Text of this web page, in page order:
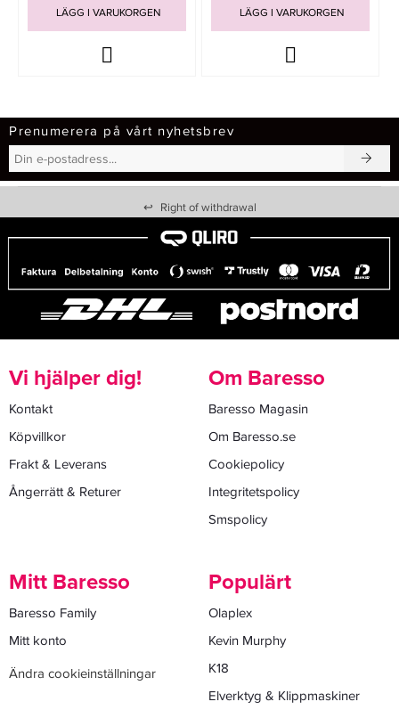
LÄGG I VARUKORGEN LÄGG I VARUKORGEN
Prenumerera på vårt nyhetsbrev
↩ Right of withdrawal
Vi hjälper dig!
Kontakt
Köpvillkor
Frakt & Leverans
Ångerrätt & Returer
Om Baresso
Baresso Magasin
Om Baresso.se
Cookiepolicy
Integritetspolicy
Smspolicy
Mitt Baresso
Baresso Family
Mitt konto
Ändra cookieinställningar
Populärt
Olaplex
Kevin Murphy
K18
Elverktyg & Klippmaskiner